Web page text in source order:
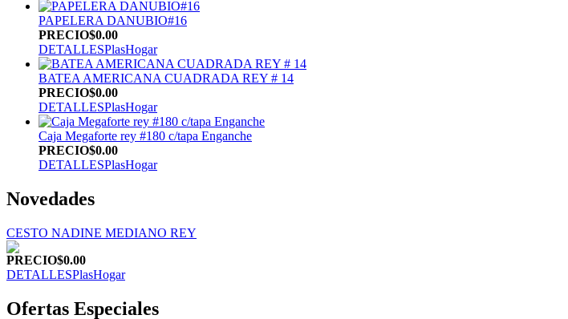
PAPELERA DANUBIO#16
PRECIO$0.00
DETALLESPlasHogar
BATEA AMERICANA CUADRADA REY # 14
PRECIO$0.00
DETALLESPlasHogar
Caja Megaforte rey #180 c/tapa Enganche
PRECIO$0.00
DETALLESPlasHogar
Novedades
CESTO NADINE MEDIANO REY
PRECIO$0.00
DETALLESPlasHogar
Ofertas Especiales